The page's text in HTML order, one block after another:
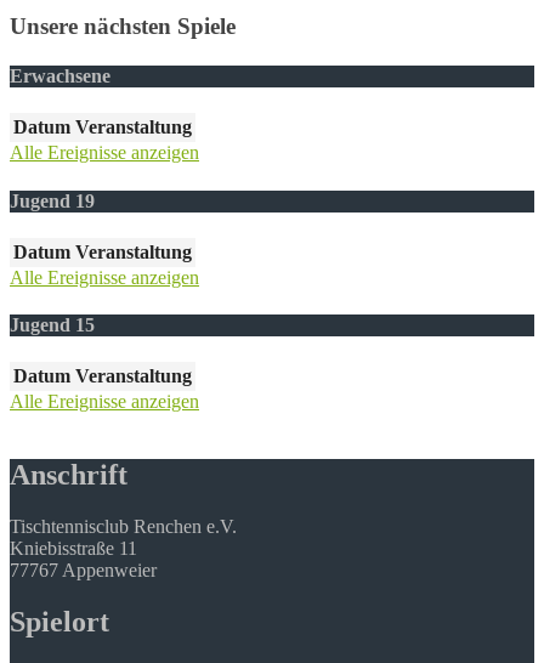
Unsere nächsten Spiele
Erwachsene
Datum Veranstaltung
Alle Ereignisse anzeigen
Jugend 19
Datum Veranstaltung
Alle Ereignisse anzeigen
Jugend 15
Datum Veranstaltung
Alle Ereignisse anzeigen
Anschrift
Tischtennisclub Renchen e.V.
Kniebisstraße 11
77767 Appenweier
Spielort